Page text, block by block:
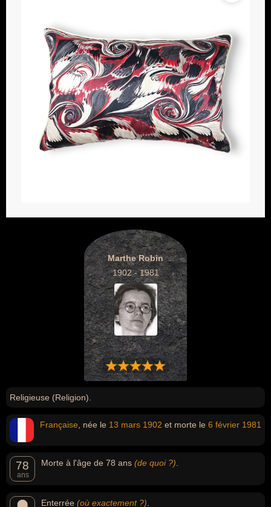
Marthe Robin
1902 - 1981
Religieuse (Religion).
Française , née le 13 mars 1902 et morte le 6 février 1981
78
ans
Morte à l'âge de 78 ans (de quoi ?)
Enterrée (où exactement ?)